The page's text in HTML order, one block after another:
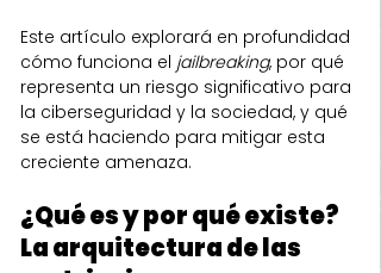
Este artículo explorará en profundidad
cómo funciona el jailbreaking, por qué
representa un riesgo significativo para
la ciberseguridad y la sociedad, y qué
se está haciendo para mitigar esta
creciente amenaza.
¿Qué es y por qué existe?
La arquitectura de las